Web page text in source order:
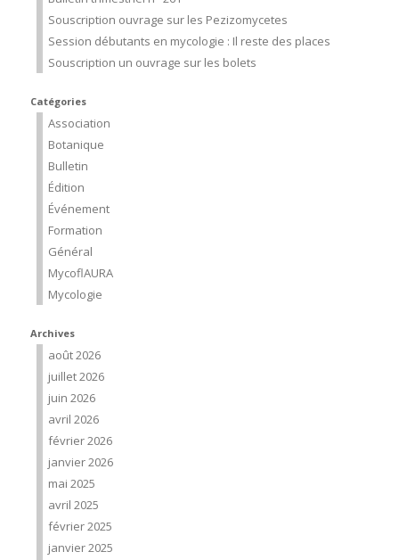
Souscription ouvrage sur les Pezizomycetes
Session débutants en mycologie : Il reste des places
Souscription un ouvrage sur les bolets
Catégories
Association
Botanique
Bulletin
Édition
Événement
Formation
Général
MycoflAURA
Mycologie
Archives
août 2026
juillet 2026
juin 2026
avril 2026
février 2026
janvier 2026
mai 2025
avril 2025
février 2025
janvier 2025